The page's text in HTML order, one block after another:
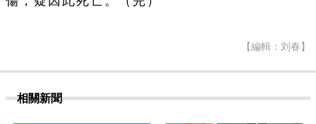
【編輯：刘春】
相關新聞